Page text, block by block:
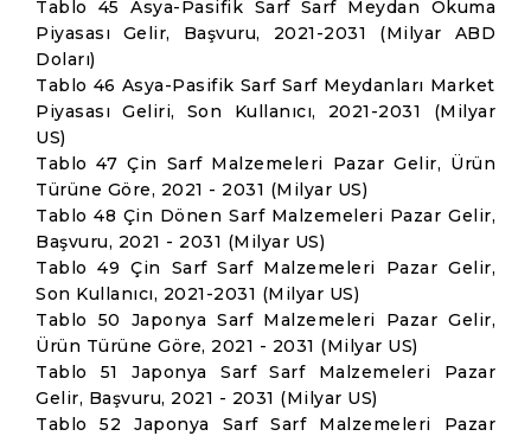
Tablo 45 Asya-Pasifik Sarf Sarf Meydan Okuma
Piyasası Gelir, Başvuru, 2021-2031 (Milyar ABD
Doları)
Tablo 46 Asya-Pasifik Sarf Sarf Meydanları Market
Piyasası Geliri, Son Kullanıcı, 2021-2031 (Milyar
US)
Tablo 47 Çin Sarf Malzemeleri Pazar Gelir, Ürün
Türüne Göre, 2021 - 2031 (Milyar US)
Tablo 48 Çin Dönen Sarf Malzemeleri Pazar Gelir,
Başvuru, 2021 - 2031 (Milyar US)
Tablo 49 Çin Sarf Sarf Malzemeleri Pazar Gelir,
Son Kullanıcı, 2021-2031 (Milyar US)
Tablo 50 Japonya Sarf Malzemeleri Pazar Gelir,
Ürün Türüne Göre, 2021 - 2031 (Milyar US)
Tablo 51 Japonya Sarf Sarf Malzemeleri Pazar
Gelir, Başvuru, 2021 - 2031 (Milyar US)
Tablo 52 Japonya Sarf Sarf Malzemeleri Pazar